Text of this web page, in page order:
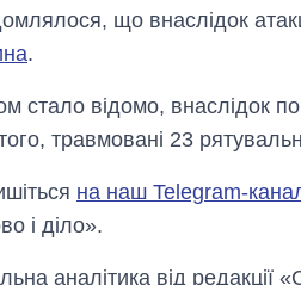
що внаслідок
.
стало відомо, внаслідок
травмовані 23
на наш Telegram-
і діло».
аналітика від редакції